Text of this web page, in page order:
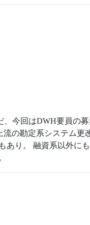
今回はDWH要員の
の勘定系システム更
あり。 融資系以外に